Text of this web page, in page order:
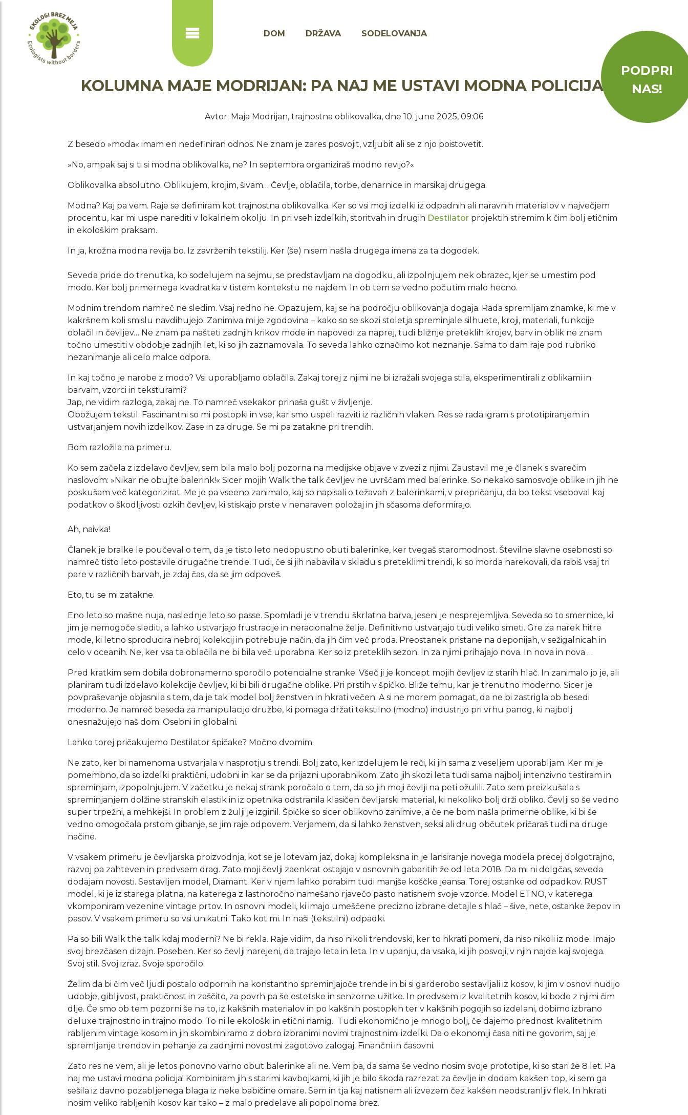
content
MAIN
DOM DRŽAVA SODELOVANJA
PODPRI
NAS!
KOLUMNA MAJE MODRIJAN: PA NAJ ME USTAVI MODNA POLICIJA!
Avtor: Maja Modrijan, trajnostna oblikovalka, dne 10. june 2025, 09:06
Z besedo »moda« imam en nedefiniran odnos. Ne znam je zares posvojit, vzljubit ali se z njo poistovetit.
»No, ampak saj si ti si modna oblikovalka, ne? In septembra organiziraš modno revijo?«
Oblikovalka absolutno. Oblikujem, krojim, šivam… Čevlje, oblačila, torbe, denarnice in marsikaj drugega.
Modna? Kaj pa vem. Raje se definiram kot trajnostna oblikovalka. Ker so vsi moji izdelki iz odpadnih ali naravnih materialov v največjem
procentu, kar mi uspe narediti v lokalnem okolju. In pri vseh izdelkih, storitvah in drugih Destilator projektih stremim k čim bolj etičnim
in ekološkim praksam.
In ja, krožna modna revija bo. Iz zavrženih tekstilij. Ker (še) nisem našla drugega imena za ta dogodek.
Seveda pride do trenutka, ko sodelujem na sejmu, se predstavljam na dogodku, ali izpolnjujem nek obrazec, kjer se umestim pod
modo. Ker bolj primernega kvadratka v tistem kontekstu ne najdem. In ob tem se vedno počutim malo hecno.
Modnim trendom namreč ne sledim. Vsaj redno ne. Opazujem, kaj se na področju oblikovanja dogaja. Rada spremljam znamke, ki me v
kakršnem koli smislu navdihujejo. Zanimiva mi je zgodovina – kako so se skozi stoletja spreminjale silhuete, kroji, materiali, funkcije
oblačil in čevljev… Ne znam pa našteti zadnjih krikov mode in napovedi za naprej, tudi bližnje preteklih krojev, barv in oblik ne znam
točno umestiti v obdobje zadnjih let, ki so jih zaznamovala. To seveda lahko označimo kot neznanje. Sama to dam raje pod rubriko
nezanimanje ali celo malce odpora.
In kaj točno je narobe z modo? Vsi uporabljamo oblačila. Zakaj torej z njimi ne bi izražali svojega stila, eksperimentirali z oblikami in
barvam, vzorci in teksturami?
Jap, ne vidim razloga, zakaj ne. To namreč vsekakor prinaša gušt v življenje.
Obožujem tekstil. Fascinantni so mi postopki in vse, kar smo uspeli razviti iz različnih vlaken. Res se rada igram s prototipiranjem in
ustvarjanjem novih izdelkov. Zase in za druge. Se mi pa zatakne pri trendih.
Bom razložila na primeru.
Ko sem začela z izdelavo čevljev, sem bila malo bolj pozorna na medijske objave v zvezi z njimi. Zaustavil me je članek s svarečim
naslovom: »Nikar ne obujte balerink!« Sicer mojih Walk the talk čevljev ne uvrščam med balerinke. So nekako samosvoje oblike in jih ne
poskušam več kategorizirat. Me je pa vseeno zanimalo, kaj so napisali o težavah z balerinkami, v prepričanju, da bo tekst vseboval kaj
podatkov o škodljivosti ozkih čevljev, ki stiskajo prste v nenaraven položaj in jih sčasoma deformirajo.
Ah, naivka!
Članek je bralke le poučeval o tem, da je tisto leto nedopustno obuti balerinke, ker tvegaš staromodnost. Številne slavne osebnosti so
namreč tisto leto postavile drugačne trende. Tudi, če si jih nabavila v skladu s preteklimi trendi, ki so morda narekovali, da rabiš vsaj tri
pare v različnih barvah, je zdaj čas, da se jim odpoveš.
Eto, tu se mi zatakne.
Eno leto so mašne nuja, naslednje leto so passe. Spomladi je v trendu škrlatna barva, jeseni je nesprejemljiva. Seveda so to smernice, ki
jim je nemogoče slediti, a lahko ustvarjajo frustracije in neracionalne želje. Definitivno ustvarjajo tudi veliko smeti. Gre za narek hitre
mode, ki letno sproducira nebroj kolekcij in potrebuje način, da jih čim več proda. Preostanek pristane na deponijah, v sežigalnicah in
celo v oceanih. Ne, ker vsa ta oblačila ne bi bila več uporabna. Ker so iz preteklih sezon. In za njimi prihajajo nova. In nova in nova …
Pred kratkim sem dobila dobronamerno sporočilo potencialne stranke. Všeč ji je koncept mojih čevljev iz starih hlač. In zanimalo jo je, ali
planiram tudi izdelavo kolekcije čevljev, ki bi bili drugačne oblike. Pri prstih v špičko. Bliže temu, kar je trenutno moderno. Sicer je
povpraševanje objasnila s tem, da je tak model bolj ženstven in hkrati večen. A si ne morem pomagat, da ne bi zastrigla ob besedi
moderno. Je namreč beseda za manipulacijo družbe, ki pomaga držati tekstilno (modno) industrijo pri vrhu panog, ki najbolj
onesnažujejo naš dom. Osebni in globalni.
Lahko torej pričakujemo Destilator špičake? Močno dvomim.
Ne zato, ker bi namenoma ustvarjala v nasprotju s trendi. Bolj zato, ker izdelujem le reči, ki jih sama z veseljem uporabljam. Ker mi je
pomembno, da so izdelki praktični, udobni in kar se da prijazni uporabnikom. Zato jih skozi leta tudi sama najbolj intenzivno testiram in
spreminjam, izpopolnjujem. V začetku je nekaj strank poročalo o tem, da so jih moji čevlji na peti ožulili. Zato sem preizkušala s
spreminjanjem dolžine stranskih elastik in iz opetnika odstranila klasičen čevljarski material, ki nekoliko bolj drži obliko. Čevlji so še vedno
super trpežni, a mehkejši. In problem z žulji je izginil. Špičke so sicer oblikovno zanimive, a če ne bom našla primerne oblike, ki bi še
vedno omogočala prstom gibanje, se jim raje odpovem. Verjamem, da si lahko ženstven, seksi ali drug občutek pričaraš tudi na druge
načine.
V vsakem primeru je čevljarska proizvodnja, kot se je lotevam jaz, dokaj kompleksna in je lansiranje novega modela precej dolgotrajno,
razvoj pa zahteven in predvsem drag. Zato moji čevlji zaenkrat ostajajo v osnovnih gabaritih že od leta 2018. Da mi ni dolgčas, seveda
dodajam novosti. Sestavljen model, Diamant. Ker v njem lahko porabim tudi manjše koščke jeansa. Torej ostanke od odpadkov. RUST
model, ki je iz starega platna, na katerega z lastnoročno namešano rjavečo pasto natisnem svoje vzorce. Model ETNO, v katerega
vkomponiram vezenine vintage prtov. In osnovni modeli, ki imajo umeščene precizno izbrane detajle s hlač – šive, nete, ostanke žepov in
pasov. V vsakem primeru so vsi unikatni. Tako kot mi. In naši (tekstilni) odpadki.
Pa so bili Walk the talk kdaj moderni? Ne bi rekla. Raje vidim, da niso nikoli trendovski, ker to hkrati pomeni, da niso nikoli iz mode. Imajo
svoj brezčasen dizajn. Poseben. Ker so čevlji narejeni, da trajajo leta in leta. In v upanju, da vsaka, ki jih posvoji, v njih najde kaj svojega.
Svoj stil. Svoj izraz. Svoje sporočilo.
Želim da bi čim več ljudi postalo odpornih na konstantno spreminjajoče trende in bi si garderobo sestavljali iz kosov, ki jim v osnovi nudijo
udobje, gibljivost, praktičnost in zaščito, za povrh pa še estetske in senzorne užitke. In predvsem iz kvalitetnih kosov, ki bodo z njimi čim
dlje. Če smo ob tem pozorni še na to, iz kakšnih materialov in po kakšnih postopkih ter v kakšnih pogojih so izdelani, dobimo izbrano
deluxe trajnostno in trajno modo. To ni le ekološki in etični namig. Tudi ekonomično je mnogo bolj, če dajemo prednost kvalitetnim
rabljenim vintage kosom in jih skombiniramo z dobro izbranimi novimi trajnostnimi izdelki. Da o ekonomiji časa niti ne govorim, saj je
spremljanje trendov in pehanje za zadnjimi novostmi zagotovo zalogaj. Finančni in časovni.
Zato res ne vem, ali je letos ponovno varno obut balerinke ali ne. Vem pa, da sama še vedno nosim svoje prototipe, ki so stari že 8 let. Pa
naj me ustavi modna policija! Kombiniram jih s starimi kavbojkami, ki jih je bilo škoda razrezat za čevlje in dodam kakšen top, ki sem ga
sešila iz davno pozabljenega blaga iz neke babičine omare. Sem in tja kaj natisnem ali izvezem čez kakšen neodstranljiv flek. In hkrati
nosim veliko rabljenih kosov kar tako – z malo predelave ali popolnoma brez.